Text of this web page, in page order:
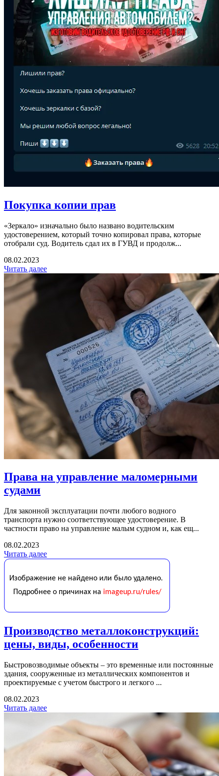
Покупка копии прав
«Зеркало» изначально было названо водительским
удостоверением, который точно копировал права, которые
отобрали суд. Водитель сдал их в ГУВД и продолж...
08.02.2023
Читать далее
Права на управление маломерными
судами
Для законной эксплуатации почти любого водного
транспорта нужно соответствующее удостоверение. В
частности право на управление малым судном и, как ещ...
08.02.2023
Читать далее
Производство металлоконструкций:
цены, виды, особенности
Быстровозводимые объекты – это временные или постоянные
здания, сооруженные из металлических компонентов и
проектируемые с учетом быстрого и легкого ...
08.02.2023
Читать далее